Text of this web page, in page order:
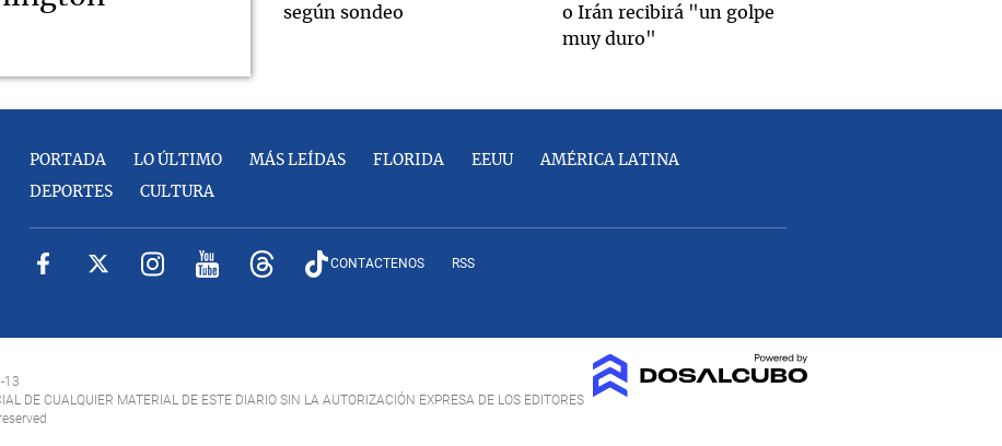
según sondeo
o Irán recibirá "un golpe
muy duro"
PORTADA LO ÚLTIMO MÁS LEÍDAS FLORIDA EEUU AMÉRICA LATINA
DEPORTES CULTURA
CONTACTENOS RSS
13
DE CUALQUIER MATERIAL DE ESTE DIARIO SIN LA AUTORIZACIÓN EXPRESA DE LOS EDITORES